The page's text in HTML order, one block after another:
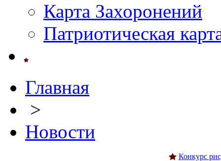
Карта Захоронений
Патриотическая
Главная
>
Новости
Конкурс